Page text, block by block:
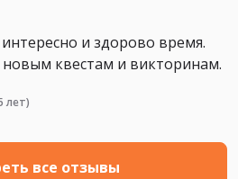
и здорово время.
квестам и викторинам.
лет)
все отзывы